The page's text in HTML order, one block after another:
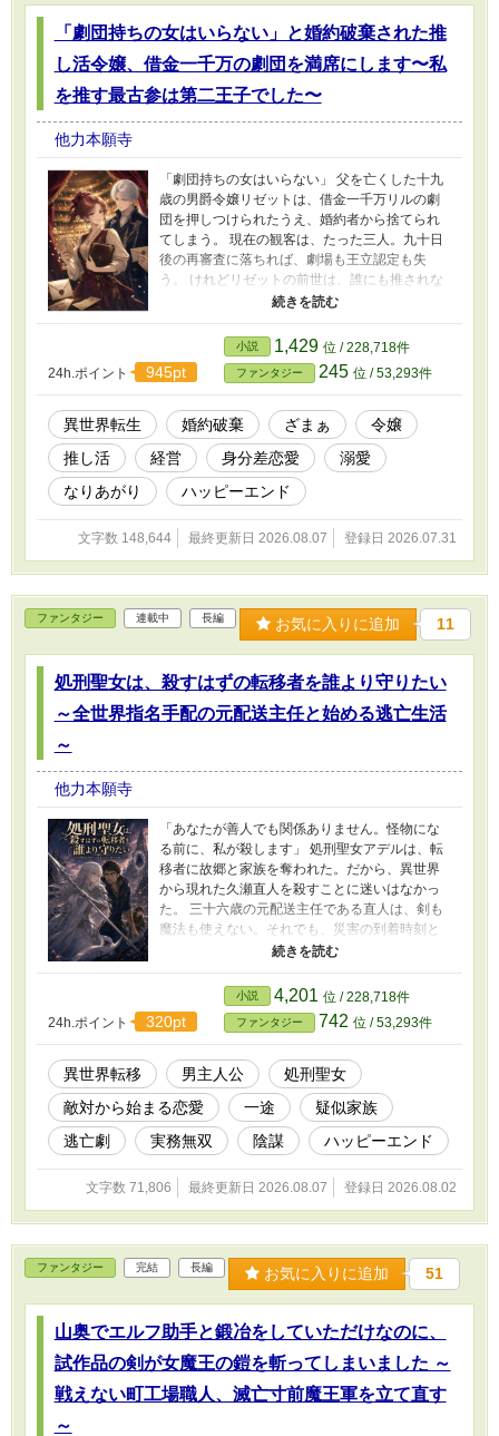
ち向かう。 呪いを登記する女司法書士と、死ぬ
ことを受け入れてきた祓い屋の、現代怪異×相続
実務×男女バディミステリー。 全八話完結。
「劇団持ちの女はいらない」と婚約破棄された推
し活令嬢、借金一千万の劇団を満席にします〜私
を推す最古参は第二王子でした〜
他力本願寺
「劇団持ちの女はいらない」 父を亡くした十九
歳の男爵令嬢リゼットは、借金一千万リルの劇
団を押しつけられたうえ、婚約者から捨てられ
てしまう。 現在の観客は、たった三人。九十日
後の再審査に落ちれば、劇場も王立認定も失
う。 けれどリゼットの前世は、誰にも推されな
かった元地下アイドル――そして、無名の芸能
人を大舞台へ送り出した敏腕マネージャーだっ
た。 「この劇団には、まだ誰にも見つかってい
ない推しがいる」 街角公演、役者別の案内札、
魔写絵、後援会、収支公開。役者の権利と健康
を守りながら、リゼットは客席三人の劇団を満
席へ導いていく。 そんな彼女へ、匿名後援者Ｋ
から手紙が届く。 Ｋは、成功の陰に隠れた彼女
の仕事を誰より具体的に褒め、決して舞台へ介
入しない。リゼットは少しずつ、彼にだけ弱音
を打ち明けるようになる。 だがＫの正体は、一
般客として劇場へ通っていた第二王子クラウス
で――。 婚約破棄された敏腕令嬢の劇団再建
と、彼女を最初から推し続けた不器用な第二王
れるのは、他人ばかりを推してきたリゼット自
身だった。
24h.ポイント 945pt
小説 1,429 位 / 228,718件
ファンタジー 245 位 / 53,293件
異世界転生 婚約破棄 ざまぁ
令嬢
推し活
経営 身分差恋愛
溺愛
なりあがり
ハッピーエンド
文字数 148,644 最終更新日 2026.08.07 登録日 2026.07.31
ファンタジー 連載中 長編 お気に入りに追加 11
処刑聖女は、殺すはずの転移者を誰より守りたい
～全世界指名手配の元配送主任と始める逃亡生活
～
他力本願寺
「あなたが善人でも関係ありません。怪物にな
る前に、私が殺します」 処刑聖女アデルは、転
移者に故郷と家族を奪われた。だから、異世界
から現れた久瀬直人を殺すことに迷いはなかっ
た。 三十六歳の元配送主任である直人は、剣も
魔法も使えない。それでも、災害の到着時刻と
被害経路を読み、逃げる先々で人々を救ってい
く。自分を賞金目当てで売った十一歳の少年フ
ィンも、直人は見捨てなかった。 人を救うほど
直人の身体には黒い亀裂が増え、やがて彼自身
が災厄へ変わっていく。 一方、アデルの《因果
視》が捉えたのは、救われた人々から災厄が消
え、直人一人にだけ積み上がるという、教義に
反する事実だった。 殺すために追う聖女。 殺さ
れると知りながら、目の前の人を見捨てられな
い男。 そして、人間には値段がつくと信じてい
た少年。 最も彼を殺す理由を持っていた女性
が、誰より彼を生かしたいと願うまで――。 敵
対バディ恋愛×疑似家族×逃亡救済ファンタジ
ー。 全36話・第一部完結。恋愛も事件も第一部
24h.ポイント 320pt
小説 4,201 位 / 228,718件
ファンタジー 742 位 / 53,293件
異世界転移 男主人公
処刑聖女
敵対から始まる恋愛
一途
疑似家族
逃亡劇
実務無双 陰謀 ハッピーエンド
文字数 71,806 最終更新日 2026.08.07 登録日 2026.08.02
ファンタジー 完結 長編 お気に入りに追加 51
山奥でエルフ助手と鍛冶をしていただけなのに、
試作品の剣が女魔王の鎧を斬ってしまいました ～
戦えない町工場職人、滅亡寸前魔王軍を立て直す
～